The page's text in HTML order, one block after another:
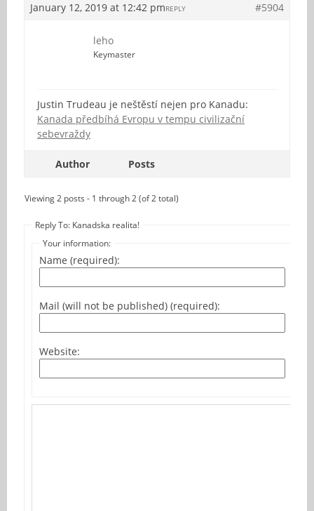
January 12, 2019 at 12:42 pm #5904
REPLY
leho
Keymaster
Justin Trudeau je neštěstí nejen pro Kanadu:
Kanada předbíhá Evropu v tempu civilizační
sebevraždy
Author Posts
Viewing 2 posts - 1 through 2 (of 2 total)
Reply To: Kanadska realita!
Your information:
Name (required):
Mail (will not be published) (required):
Website: